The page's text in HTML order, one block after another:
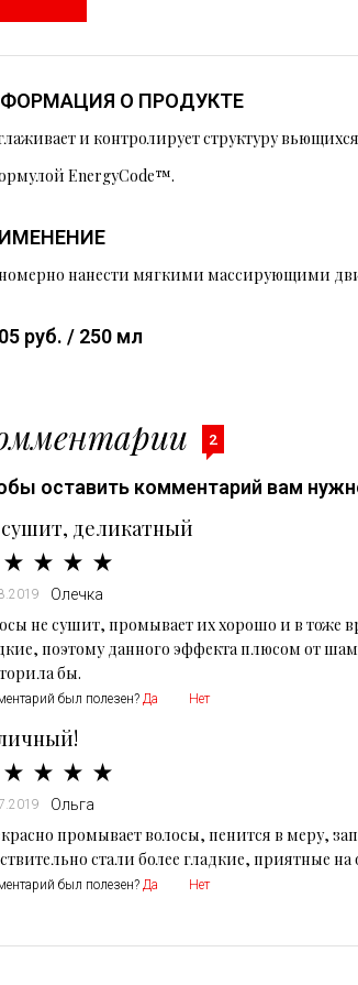
О ПРОДУКТЕ
и контролирует структуру
EnergyCode™.
нанести мягкими массирующими
руб. / 250 мл
2
оставить комментарий вам
деликатный
Олечка
не сушит, промывает их хорошо и в тоже
поэтому данного эффекта плюсом от
бы.
был полезен? Да Нет
Ольга
промывает волосы, пенится в меру,
стали более гладкие, приятные
был полезен? Да Нет